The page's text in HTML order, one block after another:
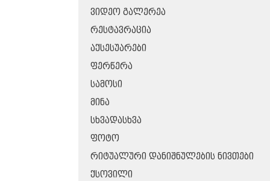
ᲕᲘᲓᲔᲝ ᲒᲐᲚᲔᲠᲔᲐ
ᲠᲔᲡᲢᲐᲕᲠᲐᲪᲘᲐ
ᲐᲥᲡᲔᲡᲣᲐᲠᲔᲑᲘ
ᲤᲔᲠᲬᲔᲠᲐ
ᲡᲐᲛᲝᲡᲘ
ᲛᲘᲜᲐ
ᲡᲮᲕᲐᲓᲐᲡᲮᲕᲐ
ᲤᲝᲢᲝ
ᲠᲘᲢᲣᲐᲚᲣᲠᲘ ᲓᲐᲜᲘᲨᲜᲣᲚᲔᲑᲘᲡ ᲜᲘᲕᲗᲔᲑᲘ
ᲥᲡᲝᲕᲘᲚᲘ